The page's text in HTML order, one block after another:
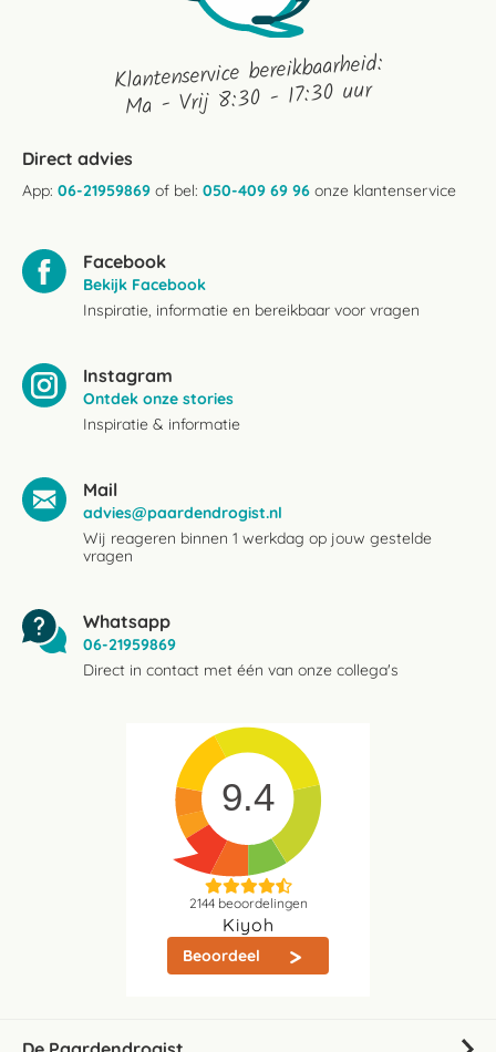
Klantenservice bereikbaarheid:
Ma - Vrij 8:30 - 17:30 uur
Direct advies
App: 06-21959869 of bel: 050-409 69 96 onze klantenservice
Facebook
Bekijk Facebook
Inspiratie, informatie en bereikbaar voor vragen
Instagram
Ontdek onze stories
Inspiratie & informatie
Mail
advies@paardendrogist.nl
Wij reageren binnen 1 werkdag op jouw gestelde
vragen
Whatsapp
06-21959869
Direct in contact met één van onze collega's
9.4
2144beoordelingen
Kiyoh
Beoordeel